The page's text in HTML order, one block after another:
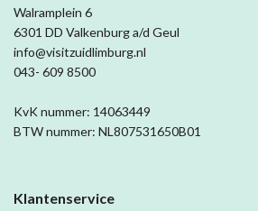
Walramplein 6
6301 DD Valkenburg a/d Geul
info@visitzuidlimburg.nl
043- 609 8500
KvK nummer: 14063449
BTW nummer: NL807531650B01
Klantenservice